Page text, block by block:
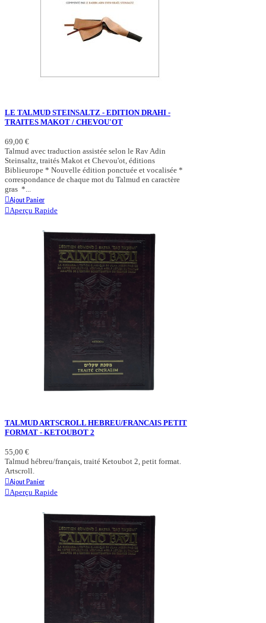
LE TALMUD STEINSALTZ - EDITION DRAHI -
TRAITES MAKOT / CHEVOU'OT
69,00 €
Talmud avec traduction assistée selon le Rav Adin
Steinsaltz, traités Makot et Chevou'ot, éditions
Biblieurope * Nouvelle édition ponctuée et vocalisée *
correspondance de chaque mot du Talmud en caractère
gras *...
Ajout Panier
Aperçu Rapide
TALMUD ARTSCROLL HEBREU/FRANCAIS PETIT
FORMAT - KETOUBOT 2
55,00 €
Talmud hébreu/français, traité Ketoubot 2, petit format.
Artscroll.
Ajout Panier
Aperçu Rapide